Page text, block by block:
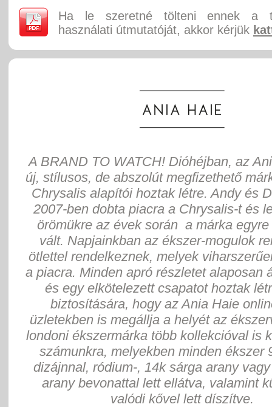
Ha le szeretné tölteni ennek a
használati útmutatóját, akkor kérjük
A BRAND TO WATCH! Dióhéjban, az
új, stílusos, de abszolút megfizethető
Chrysalis alapítói hoztak létre. Andy és
2007-ben dobta piacra a Chrysalis-t és
örömükre az évek során a márka egyre
vált. Napjainkban az ékszer-mogulok
ötlettel rendelkeznek, melyek
a piacra. Minden apró részletet alaposan
és egy elkötelezett csapatot hoztak
biztosítására, hogy az Ania Haie
üzletekben is megállja a helyét az
londoni ékszermárka több kollekcióval is
számunkra, melyekben minden ékszer
dizájnnal, ródium-, 14k sárga arany
arany bevonattal lett ellátva, valamint
valódi kővel lett díszítve.